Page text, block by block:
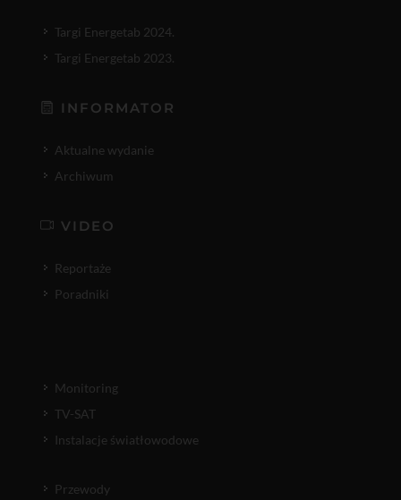
Targi Energetab 2024.
Targi Energetab 2023.
INFORMATOR
Aktualne wydanie
Archiwum
VIDEO
Reportaże
Poradniki
Monitoring
TV-SAT
Instalacje światłowodowe
Przewody